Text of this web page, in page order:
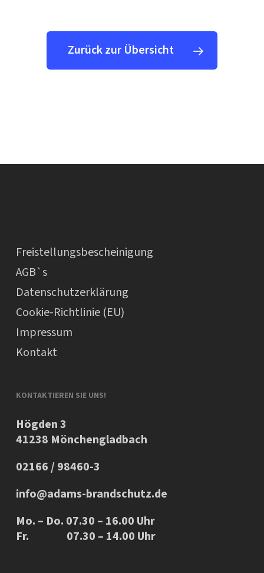
Zurück zur Übersicht
Freistellungsbescheinigung
AGB`s
Datenschutzerklärung
Cookie-Richtlinie (EU)
Impressum
Kontakt
KONTAKTIEREN SIE UNS!
Högden 3
41238 Mönchengladbach
02166 / 98460-3
info@adams-brandschutz.de
Mo. – Do. 07.30 – 16.00 Uhr
Fr. 07.30 – 14.00 Uhr